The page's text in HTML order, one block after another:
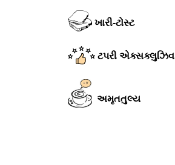
ખારી-ટોસ્ટ
ટપરી એક્સક્લુઝિવ
અમૃતતુલ્ય